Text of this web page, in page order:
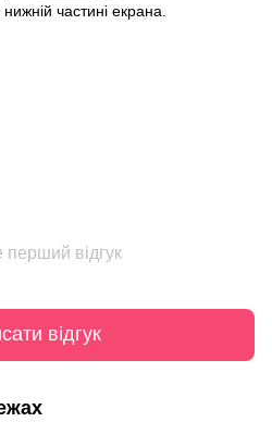
частині екрана.
перший відгук
відгук